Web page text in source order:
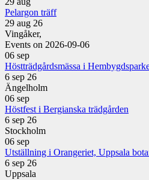
Pelargon träff
29 aug 26
Vingåker,
Events on 2026-09-06
06 sep
Höstträdgårdsmässa i
6 sep 26
Ängelholm
06 sep
Höstfest i Bergianska trädgården
6 sep 26
Stockholm
06 sep
Utställning i Orangeriet, Uppsala
6 sep 26
Uppsala